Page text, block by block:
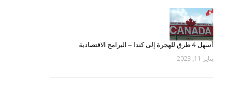
أسهل 4 طرق للهجرة إلى كندا – البرامج الاقتصادية
يناير 11, 2023